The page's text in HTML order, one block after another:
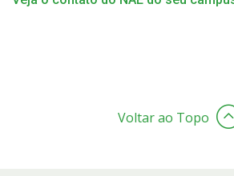
Voltar ao Topo